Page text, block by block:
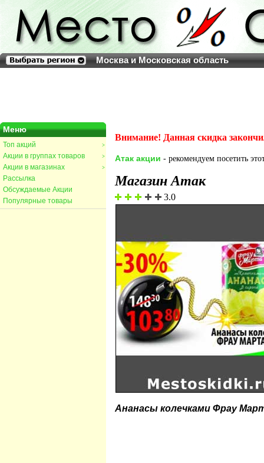
Москва и Московская область
Меню
>
Топ акций
>
Акции в группах товаров
>
Акции в магазинах
Рассылка
Обсуждаемые Акции
Популярные товары
Внимание! Данная скидка
Атак акции - рекомендуем посетить
Магазин Атак
3.0
Ананасы колечками Фрау